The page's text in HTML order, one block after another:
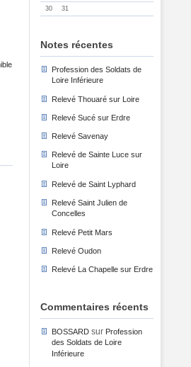
30
31
Notes récentes
Profession des Soldats de
Loire Inférieure
Relevé Thouaré sur Loire
Relevé Sucé sur Erdre
Relevé Savenay
Relevé de Sainte Luce sur
Loire
Relevé de Saint Lyphard
Relevé Saint Julien de
Concelles
Relevé Petit Mars
Relevé Oudon
Relevé La Chapelle sur Erdre
Commentaires récents
BOSSARDsur Profession
des Soldats de Loire
Inférieure